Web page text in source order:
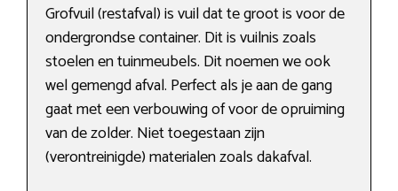
Grofvuil (restafval) is vuil dat te groot is voor de
ondergrondse container. Dit is vuilnis zoals
stoelen en tuinmeubels. Dit noemen we ook
wel gemengd afval. Perfect als je aan de gang
gaat met een verbouwing of voor de opruiming
van de zolder. Niet toegestaan zijn
(verontreinigde) materialen zoals dakafval.